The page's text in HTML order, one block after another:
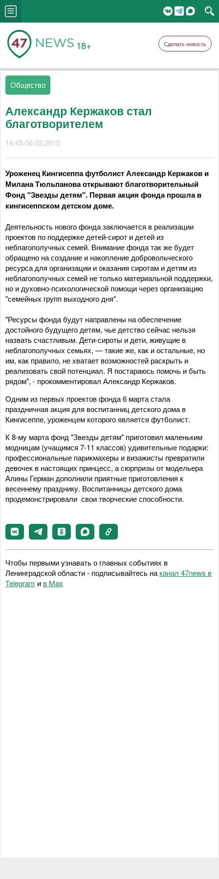
18+ Сделать новость
Общество
Александр Кержаков стал
благотворителем
18:45 06.03.2015
Уроженец Кингисеппа футболист Александр Кержаков и
Милана Тюльпанова открывают благотворительный
Фонд "Звезды детям". Первая акция фонда прошла в
кингисеппском детском доме.
Деятельность нового фонда заключается в реализации
проектов по поддержке детей-сирот и детей из
неблагополучных семей. Внимание фонда так же будет
обращено на создание и накопление добровольческого
ресурса для организации и оказания сиротам и детям из
неблагополучных семей не только материальной поддержки,
но и духовно-психологической помощи через организацию
"семейных групп выходного дня".
"Ресурсы фонда будут направлены на обеспечение
достойного будущего детям, чье детство сейчас нельзя
назвать счастливым. Дети-сироты и дети, живущие в
неблагополучных семьях, — такие же, как и остальные, но
им, как правило, не хватает возможностей раскрыть и
реализовать свой потенциал. Я постараюсь помочь и быть
рядом", - прокомментировал Александр Кержаков.
Одним из первых проектов фонда 6 марта стала
праздничная акция для воспитанниц детского дома в
Кингисеппе, уроженцем которого является футболист.
К 8-му марта фонд "Звезды детям" приготовил маленьким
модницам (учащимся 7-11 классов) удивительные подарки:
профессиональные парикмахеры и визажисты превратили
девочек в настоящих принцесс, а сюрпризы от модельера
Алины Герман дополнили приятные приготовления к
весеннему празднику. Воспитанницы детского дома
продемонстрировали свои творческие способности.
Чтобы первыми узнавать о главных событиях в
Ленинградской области - подписывайтесь на канал 47news в
Telegram и в Maх